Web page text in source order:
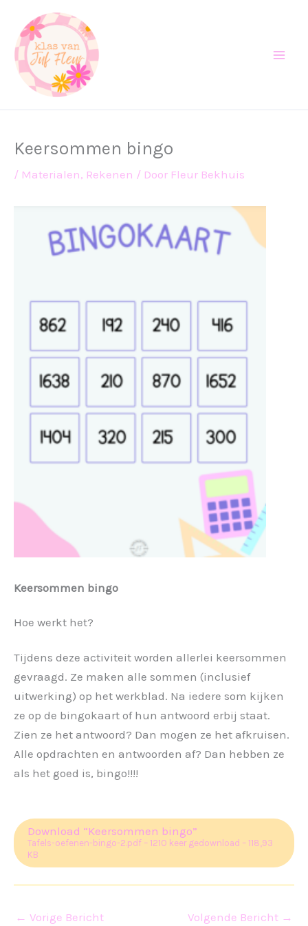
naar
inhoud
Keersommen bingo
/ Materialen, Rekenen / Door Fleur Bekhuis
Keersommen bingo
Hoe werkt het?
Tijdens deze activiteit worden allerlei keersommen
gevraagd. Ze maken alle sommen (inclusief
uitwerking) op het werkblad. Na iedere som kijken
ze op de bingokaart of hun antwoord erbij staat.
Zien ze het antwoord? Dan mogen ze het afkruisen.
Alle opdrachten en antwoorden af? Dan hebben ze
als het goed is, bingo!!!!
Download “Keersommen bingo”
Tafels-oefenen-bingo-2.pdf – 1210 keer gedownload – 118,93
KB
← Vorige Bericht Volgende Bericht →